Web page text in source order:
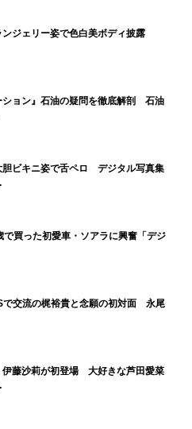
ジェリー姿で色白美ボディ披露
ション』石油の疑問を徹底解剖 石油
胆ビキニ姿で舌ペロ デジタル写真集
で買った初愛車・ソアラに興奮「デジ
で交流の梶裕貴と念願の初対面 永尾
伊藤沙莉が初登場 大好きな芦田愛菜